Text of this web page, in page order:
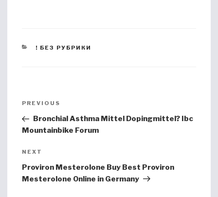
CATEGORIES
! БЕЗ РУБРИКИ
Post
Previous
Post
PREVIOUS
Bronchial Asthma Mittel Dopingmittel? Ibc
Mountainbike Forum
Next
Post
NEXT
Proviron Mesterolone Buy Best Proviron
Mesterolone Online in Germany